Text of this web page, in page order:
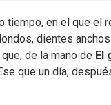
tiempo, en el que el
dientes
de la mano de El
que un día,